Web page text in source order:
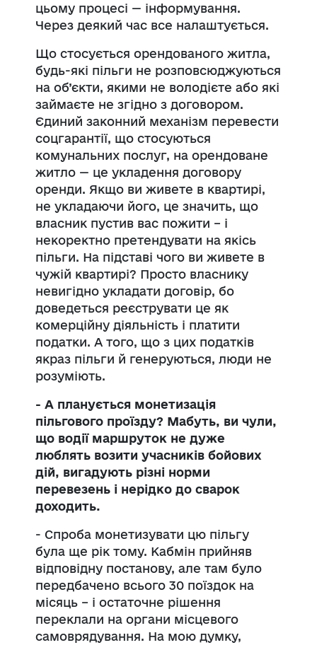
цьому процесі — інформування.
Через деякий час все налаштується.
Що стосується орендованого житла,
будь-які пільги не розповсюджуються
на об’єкти, якими не володієте або які
займаєте не згідно з договором.
Єдиний законний механізм перевести
соцгарантії, що стосуються
комунальних послуг, на орендоване
житло — це укладення договору
оренди. Якщо ви живете в квартирі,
не укладаючи його, це значить, що
власник пустив вас пожити – і
некоректно претендувати на якісь
пільги. На підставі чого ви живете в
чужій квартирі? Просто власнику
невигідно укладати договір, бо
доведеться реєструвати це як
комерційну діяльність і платити
податки. А того, що з цих податків
якраз пільги й генеруються, люди не
розуміють.
- А планується монетизація
пільгового проїзду? Мабуть, ви чули,
що водії маршруток не дуже
люблять возити учасників бойових
дій, вигадують різні норми
перевезень і нерідко до сварок
доходить.
- Спроба монетизувати цю пільгу
була ще рік тому. Кабмін прийняв
відповідну постанову, але там було
передбачено всього 30 поїздок на
місяць – і остаточне рішення
переклали на органи місцевого
самоврядування. На мою думку,